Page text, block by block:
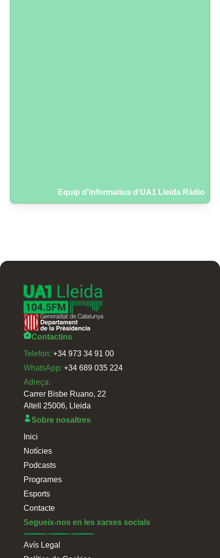
Equip d'informatius d'UA1 Lleida Ràdio
Contactins
Telefon: +34 973 34 91 00
WhatsApp: +34 689 035 224
Adreça:
Carrer Bisbe Ruano, 22
Altell 25006, Lleida
Sobre nosaltres
Inici
Notícies
Podcasts
Programes
Esports
Contacte
Segueix-nos en les xarxes socials
Avís Legal